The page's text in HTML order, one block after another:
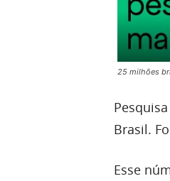
25 milhões
Brasil.
Esse